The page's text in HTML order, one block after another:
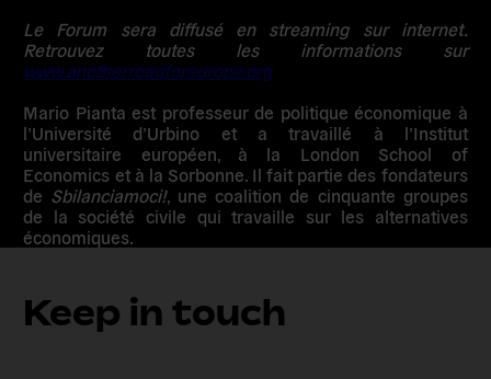
Le Forum sera diffusé en streaming sur internet.
Retrouvez toutes les informations sur
www.anotherroadforeurope.org
Mario Pianta est professeur de politique économique à
l’Université d’Urbino et a travaillé à l’Institut
universitaire européen, à la London School of
Economics et à la Sorbonne. Il fait partie des fondateurs
de Sbilanciamoci!, une coalition de cinquante groupes
de la société civile qui travaille sur les alternatives
économiques.
Keep in touch